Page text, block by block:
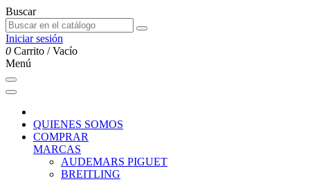
Buscar
Iniciar sesión
0 Carrito /Vacío
Menú
QUIENES SOMOS
COMPRAR
MARCAS
AUDEMARS PIGUET
BREITLING